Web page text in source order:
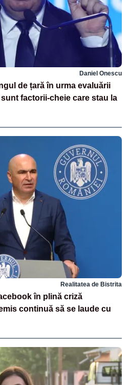
Daniel Onescu
de țară în urma evaluării
sunt factorii-cheie care stau la
Realitatea de Bistrita
în plină criză
continuă să se laude cu